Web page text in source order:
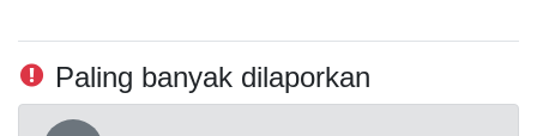
Paling banyak dilaporkan